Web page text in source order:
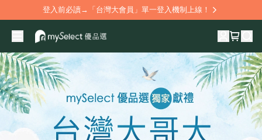
登入前必讀→「台灣大會員」單一登入機制上線！